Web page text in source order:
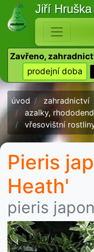
Jiří Hruška
Zavřeno,
prodejní doba
úvod zahradnictví
azalky,
vřesovištní
Pieris
Heath'
pieris